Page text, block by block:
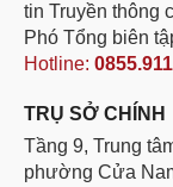
tin Truyền thông
Phó Tổng biên
Hotline:
TRỤ SỞ CHÍNH
Tầng 9, Trung
phường Cửa